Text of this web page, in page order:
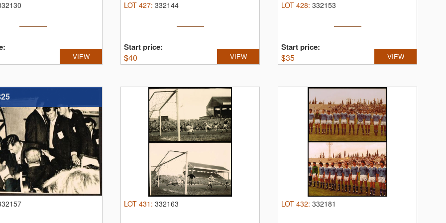
VIEW
LOT 427: 332144
Start price:
$40 VIEW
LOT 428: 332153
Start price:
$35 VIEW
LOT 431 : 332163 LOT 432: 332181